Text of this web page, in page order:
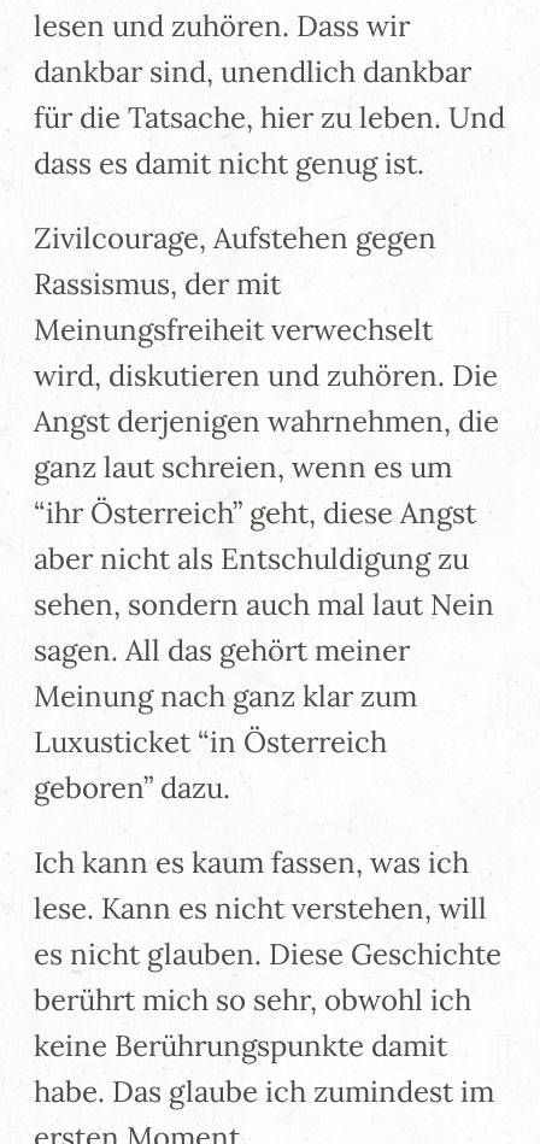
lesen und zuhören. Dass wir
dankbar sind, unendlich dankbar
für die Tatsache, hier zu leben. Und
dass es damit nicht genug ist.
Zivilcourage, Aufstehen gegen
Rassismus, der mit
Meinungsfreiheit verwechselt
wird, diskutieren und zuhören. Die
Angst derjenigen wahrnehmen, die
ganz laut schreien, wenn es um
“ihr Österreich” geht, diese Angst
aber nicht als Entschuldigung zu
sehen, sondern auch mal laut Nein
sagen. All das gehört meiner
Meinung nach ganz klar zum
Luxusticket “in Österreich
geboren” dazu.
Ich kann es kaum fassen, was ich
lese. Kann es nicht verstehen, will
es nicht glauben. Diese Geschichte
berührt mich so sehr, obwohl ich
keine Berührungspunkte damit
habe. Das glaube ich zumindest im